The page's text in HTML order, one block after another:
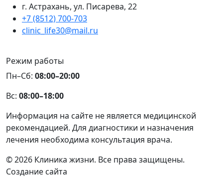
г. Астрахань, ул. Писарева, 22
+7 (8512) 700-703
clinic_life30@mail.ru
Режим работы
Пн–Сб: 08:00–20:00
Вс: 08:00–18:00
Информация на сайте не является медицинской
рекомендацией. Для диагностики и назначения
лечения необходима консультация врача.
©2026 Клиника жизни. Все права защищены.
Создание сайта